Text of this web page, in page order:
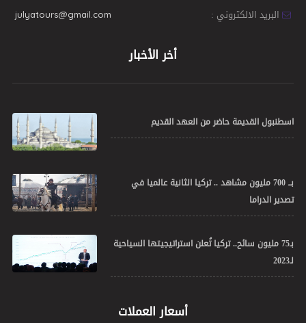
البريد الالكتروني :
julyatours@gmail.com
أخر الأخبار
اسطنبول القديمة حاضر من العهد القديم
بــ 700 مليون مشاهد .. تركيا الثانية عالميا في
تصدير الدراما
بـ75 مليون سائح.. تركيا تُعلن استراتيجيتها السياحية
لـ2023
أسعار العملات